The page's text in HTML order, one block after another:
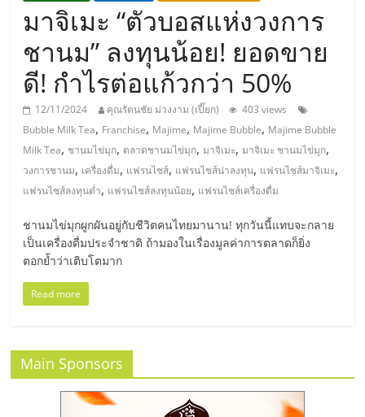
เอ
ส
เอ็
มอี
ไทย,
SMEs,
แฟ
รน
ไชส์,
มาจิเมะ “ตัวบอสแห่งวงการ
ชานม” ลงทุนน้อย! ยอดขาย
ดี! กำไรต่อแก้วกว่า 50%
12/11/2024 คุณรัตนชัย ม่วงงาม (เปี๊ยก)
403 views
Bubble Milk Tea, Franchise, Majime, Majime Bubble, Majime Bubble
Milk Tea, ชานมไข่มุก, ตลาดชานมไข่มุก,มาจิเมะ,มาจิเมะ ชานมไข่มุก,
วงการชานม, เครื่องดื่ม, แฟรนไชส์, แฟรนไชส์น่าลงทุน, แฟรนไชส์มาจิเมะ,
แฟรนไชส์ลงทุนต่ำ, แฟรนไชส์ลงทุนน้อย, แฟรนไชส์เครื่องดื่ม
ชานมไข่มุกผูกผันอยู่กับชีวิตคนไทยมานาน! ทุกวันนี้แทบจะกลาย
เป็นเครื่องดื่มประจำชาติ ถ้ามองในเรื่องมูลค่าการตลาดก็ยิ่ง
ตอกย้ำว่าเติบโตมาก
Read more
Main Sponsors